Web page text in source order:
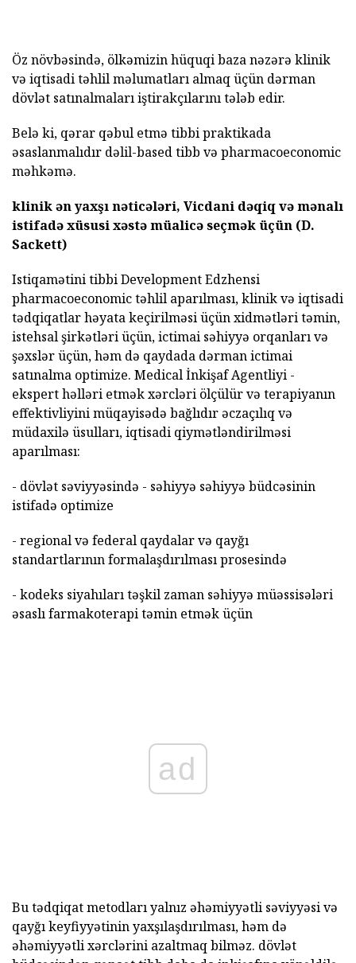
Öz növbəsində, ölkəmizin hüquqi baza nəzərə klinik
və iqtisadi təhlil məlumatları almaq üçün dərman
dövlət satınalmaları iştirakçılarını tələb edir.
Belə ki, qərar qəbul etmə tibbi praktikada
əsaslanmalıdır dəlil-based tibb və pharmacoeconomic
məhkəmə.
klinik ən yaxşı nəticələri, Vicdani dəqiq və mənalı
istifadə xüsusi xəstə müalicə seçmək üçün (D.
Sackett)
Istiqamətini tibbi Development Edzhensi
pharmacoeconomic təhlil aparılması, klinik və iqtisadi
tədqiqatlar həyata keçirilməsi üçün xidmətləri təmin,
istehsal şirkətləri üçün, ictimai səhiyyə orqanları və
şəxslər üçün, həm də qaydada dərman ictimai
satınalma optimize. Medical İnkişaf Agentliyi -
ekspert həlləri etmək xərcləri ölçülür və terapiyanın
effektivliyini müqayisədə bağlıdır əczaçılıq və
müdaxilə üsulları, iqtisadi qiymətləndirilməsi
aparılması:
- dövlət səviyyəsində - səhiyyə səhiyyə büdcəsinin
istifadə optimize
- regional və federal qaydalar və qayğı
standartlarının formalaşdırılması prosesində
- kodeks siyahıları təşkil zaman səhiyyə müəssisələri
əsaslı farmakoterapi təmin etmək üçün
ad
Bu tədqiqat metodları yalnız əhəmiyyətli səviyyəsi və
qayğı keyfiyyətinin yaxşılaşdırılması, həm də
əhəmiyyətli xərclərini azaltmaq bilməz. dövlət